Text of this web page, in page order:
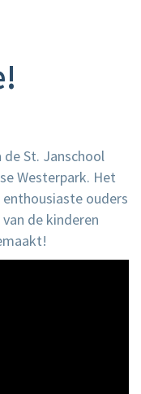
de St. Janschool
Westerpark. Het
ouders
de kinderen